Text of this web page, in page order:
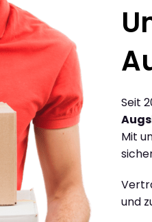
Seit
Mit
und